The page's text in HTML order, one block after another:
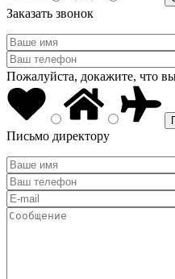
Заказать звонок
Пожалуйста, докажите, что
Письмо директору